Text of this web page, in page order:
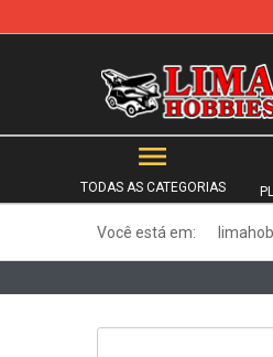
b
TODAS AS CATEGORIAS
Você está em: